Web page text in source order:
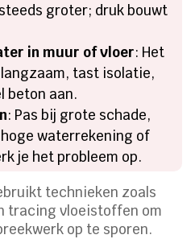
groter; druk bouwt
in muur of vloer: Het
tast isolatie,
beton aan.
: Pas bij grote schade,
waterrekening of
je het probleem op.
technieken zoals
tracing vloeistoffen om
op te sporen.